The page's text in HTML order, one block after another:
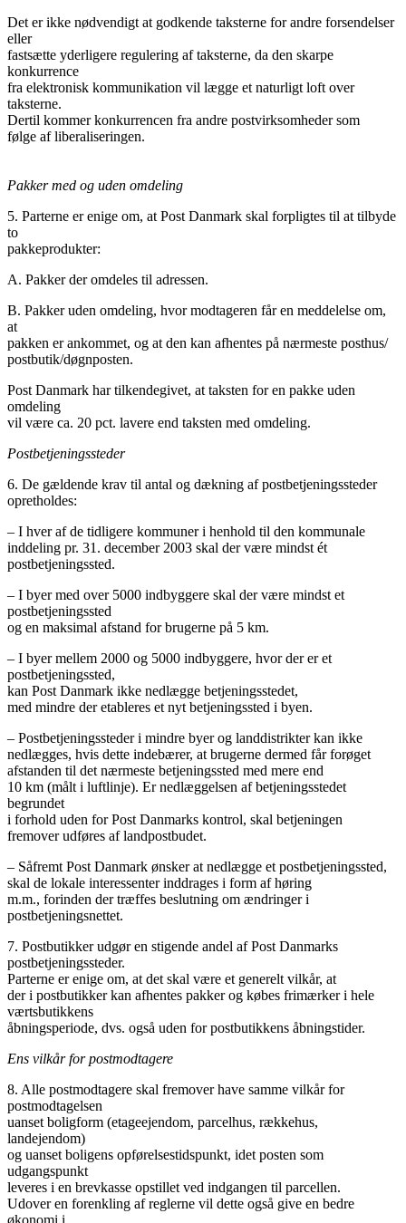
Det er ikke nødvendigt at godkende taksterne for andre forsendelser
eller
fastsætte yderligere regulering af taksterne, da den skarpe
konkurrence
fra elektronisk kommunikation vil lægge et naturligt loft over
taksterne.
Dertil kommer konkurrencen fra andre postvirksomheder som
følge af liberaliseringen.
Pakker med og uden omdeling
5. Parterne er enige om, at Post Danmark skal forpligtes til at tilbyde
to
pakkeprodukter:
A. Pakker der omdeles til adressen.
B. Pakker uden omdeling, hvor modtageren får en meddelelse om,
at
pakken er ankommet, og at den kan afhentes på nærmeste posthus/
postbutik/døgnposten.
Post Danmark har tilkendegivet, at taksten for en pakke uden
omdeling
vil være ca. 20 pct. lavere end taksten med omdeling.
Postbetjeningssteder
6. De gældende krav til antal og dækning af postbetjeningssteder
opretholdes:
– I hver af de tidligere kommuner i henhold til den kommunale
inddeling pr. 31. december 2003 skal der være mindst ét
postbetjeningssted.
– I byer med over 5000 indbyggere skal der være mindst et
postbetjeningssted
og en maksimal afstand for brugerne på 5 km.
– I byer mellem 2000 og 5000 indbyggere, hvor der er et
postbetjeningssted,
kan Post Danmark ikke nedlægge betjeningsstedet,
med mindre der etableres et nyt betjeningssted i byen.
– Postbetjeningssteder i mindre byer og landdistrikter kan ikke
nedlægges, hvis dette indebærer, at brugerne dermed får forøget
afstanden til det nærmeste betjeningssted med mere end
10 km (målt i luftlinje). Er nedlæggelsen af betjeningsstedet
begrundet
i forhold uden for Post Danmarks kontrol, skal betjeningen
fremover udføres af landpostbudet.
– Såfremt Post Danmark ønsker at nedlægge et postbetjeningssted,
skal de lokale interessenter inddrages i form af høring
m.m., forinden der træffes beslutning om ændringer i
postbetjeningsnettet.
7. Postbutikker udgør en stigende andel af Post Danmarks
postbetjeningssteder.
Parterne er enige om, at det skal være et generelt vilkår, at
der i postbutikker kan afhentes pakker og købes frimærker i hele
værtsbutikkens
åbningsperiode, dvs. også uden for postbutikkens åbningstider.
Ens vilkår for postmodtagere
8. Alle postmodtagere skal fremover have samme vilkår for
postmodtagelsen
uanset boligform (etageejendom, parcelhus, rækkehus,
landejendom)
og uanset boligens opførelsestidspunkt, idet posten som
udgangspunkt
leveres i en brevkasse opstillet ved indgangen til parcellen.
Udover en forenkling af reglerne vil dette også give en bedre
økonomi i